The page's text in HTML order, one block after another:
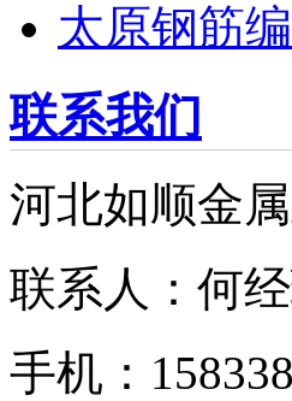
太原钢筋
联系我们
河北如顺金
联系人：何
手机：